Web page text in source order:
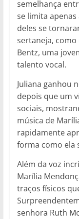
semelhança
se limita
deles se
sertaneja, como
Bentz, uma
talento vocal.
Juliana ganhou
depois que um
sociais,
música de
rapidamente
forma como ela
Além da voz
Marília
traços físicos
senhora Ruth